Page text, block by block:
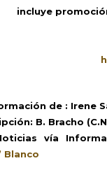
incluye
de : Irene
B. Bracho
vía
Blanco